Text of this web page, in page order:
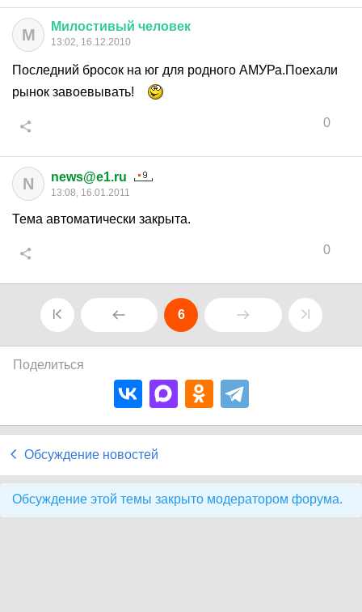
М Милостивый человек
13:02, 16.12.2010
Последний бросок на юг для родного АМУРа.Поехали
рынок завоевывать!
0
N news@e1.ru
13:08, 16.01.2011
Тема автоматически закрыта.
0
6
Поделиться
Обсуждение новостей
Обсуждение этой темы закрыто модератором форума.